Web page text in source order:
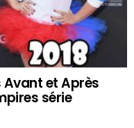
et Après
série